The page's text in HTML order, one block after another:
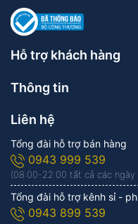
Hỗ trợ khách hàng
Thông tin
Liên hệ
Tổng đài hỗ trợ bán hàng
0943 999 539
(08:00-22:00 tất cả các ngày
Tổng đài hỗ trợ kênh sỉ -
0943 899 539